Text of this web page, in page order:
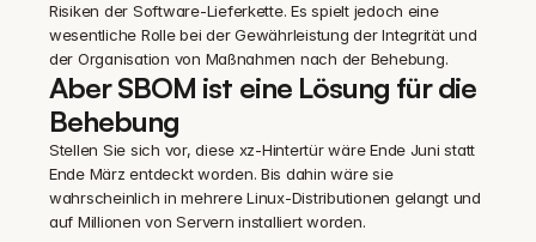
Risiken der Software-Lieferkette. Es spielt jedoch eine
wesentliche Rolle bei der Gewährleistung der Integrität und
der Organisation von Maßnahmen nach der Behebung.
Aber SBOM ist eine Lösung für die
Behebung
Stellen Sie sich vor, diese xz-Hintertür wäre Ende Juni statt
Ende März entdeckt worden. Bis dahin wäre sie
wahrscheinlich in mehrere Linux-Distributionen gelangt und
auf Millionen von Servern installiert worden.